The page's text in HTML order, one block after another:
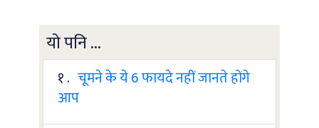
यो पनि ...
१ . चूमने के ये 6 फायदे नहीं जानते होंगे
आप